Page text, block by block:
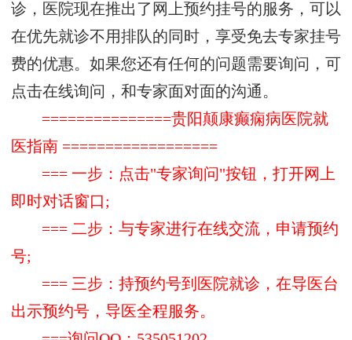
诊，医院现在推出了网上预约挂号的服务，可以
在优先就诊不用排队的同时，享受免去专家挂号
费的优惠。如果您还有任何的问题需要询问，可
点击在线询问，和专家面对面的沟通。
===============贵阳颠康癫痫病医院就
医指南 ==================
=== 一步：点击"专家询问"按钮，打开网上
即时对话窗口;
=== 二步：与专家进行在线交流，申请预约
号;
=== 三步：持预约号到医院就诊，在导医台
出示预约号，导医全程服务。